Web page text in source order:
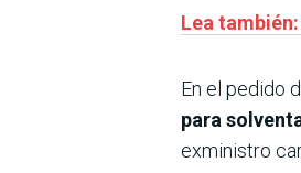
Lea
En el pedido
para
exministro